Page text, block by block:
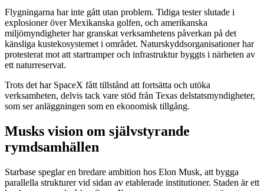
Flygningarna har inte gått utan problem. Tidiga tester slutade i
explosioner över Mexikanska golfen, och amerikanska
miljömyndigheter har granskat verksamhetens påverkan på det
känsliga kustekosystemet i området. Naturskyddsorganisationer har
protesterat mot att startramper och infrastruktur byggts i närheten av
ett naturreservat.
Trots det har SpaceX fått tillstånd att fortsätta och utöka
verksamheten, delvis tack vare stöd från Texas delstatsmyndigheter,
som ser anläggningen som en ekonomisk tillgång.
Musks vision om självstyrande
rymdsamhällen
Starbase speglar en bredare ambition hos Elon Musk, att bygga
parallella strukturer vid sidan av etablerade institutioner. Staden är ett